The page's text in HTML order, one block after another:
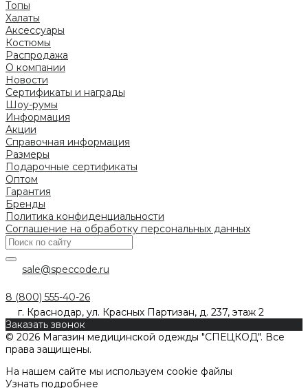
Топы
Халаты
Аксессуары
Костюмы
Распродажа
О компании
Новости
Сертификаты и награды
Шоу-румы
Информация
Акции
Справочная информация
Размеры
Подарочные сертификаты
Оптом
Гарантия
Бренды
Политика конфиденциальности
Соглашение на обработку персональных данных
sale@speccode.ru
8 (800) 555-40-26
г. Краснодар, ул. Красных Партизан, д. 237, этаж 2
Заказать звонок
© 2026 Магазин медицинской одежды "СПЕЦКОД". Все
права защищены.
На нашем сайте мы используем cookie файлы
Узнать подробнее